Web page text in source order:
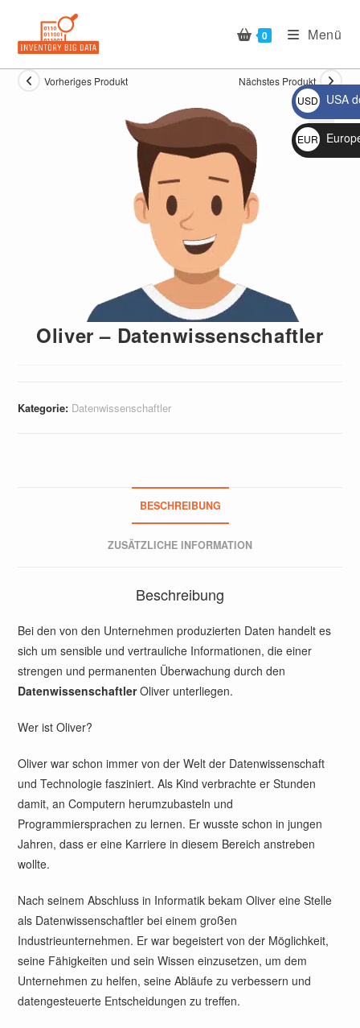
springen
0 Menü
Vorheriges Produkt Nächstes Produkt
🔍
Oliver – Datenwissenschaftler
Kategorie: Datenwissenschaftler
BESCHREIBUNG
ZUSÄTZLICHE INFORMATION
Beschreibung
Bei den von den Unternehmen produzierten Daten handelt es
sich um sensible und vertrauliche Informationen, die einer
strengen und permanenten Überwachung durch den
DatenwissenschaftlerOliver unterliegen.
Wer ist Oliver?
Oliver war schon immer von der Welt der Datenwissenschaft
und Technologie fasziniert. Als Kind verbrachte er Stunden
damit, an Computern herumzubasteln und
Programmiersprachen zu lernen. Er wusste schon in jungen
Jahren, dass er eine Karriere in diesem Bereich anstreben
wollte.
Nach seinem Abschluss in Informatik bekam Oliver eine Stelle
als Datenwissenschaftler bei einem großen
Industrieunternehmen. Er war begeistert von der Möglichkeit,
seine Fähigkeiten und sein Wissen einzusetzen, um dem
Unternehmen zu helfen, seine Abläufe zu verbessern und
datengesteuerte Entscheidungen zu treffen.
USD
$
USA
EUR
€